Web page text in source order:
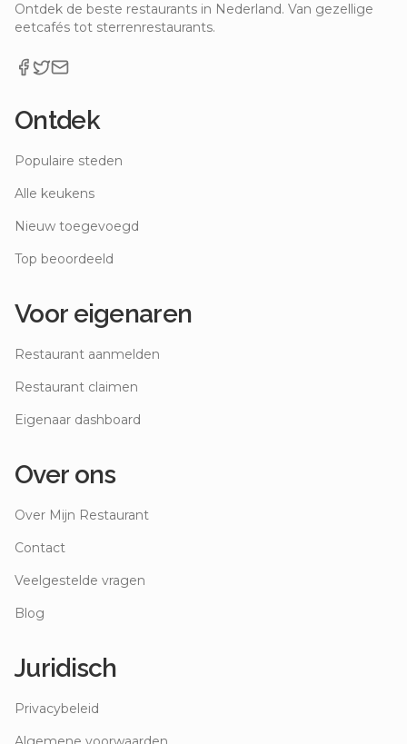
Ontdek de beste restaurants in Nederland. Van gezellige
eetcafés tot sterrenrestaurants.
Ontdek
Populaire steden
Alle keukens
Nieuw toegevoegd
Top beoordeeld
Voor eigenaren
Restaurant aanmelden
Restaurant claimen
Eigenaar dashboard
Over ons
Over Mijn Restaurant
Contact
Veelgestelde vragen
Blog
Juridisch
Privacybeleid